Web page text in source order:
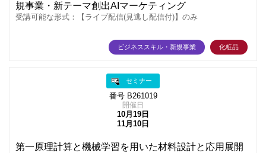
規事業・新テーマ創出AIマーケティング
受講可能な形式：【ライブ配信(見逃し配信付)】のみ
ビジネススキル・新規事業 化粧品
セミナー
番号 B261019
開催日
10月19日
11月10日
第一原理計算と機械学習を用いた材料設計と応用展開